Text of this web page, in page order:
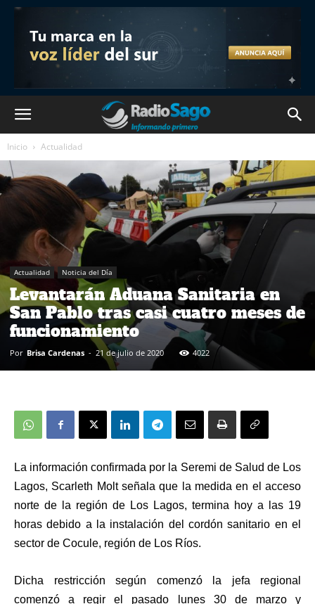
Inicio Actualidad
Actualidad Noticia del Día
Levantarán Aduana Sanitaria en
San Pablo tras casi cuatro meses de
funcionamiento
Por Brisa Cardenas - 21 de julio de 2020 4022
La información confirmada por la Seremi de Salud de Los
Lagos, Scarleth Molt señala que la medidaen el acceso
norte de la región de Los Lagos, termina hoy a las 19
horas debido a la instalación del cordón sanitario en el
sector de Cocule, región de Los Ríos.
Dicha restricción según comenzó la jefa regional
comenzó a regir el pasado lunes 30 de marzo y